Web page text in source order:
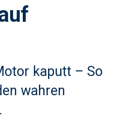
kaputt – So
wahren